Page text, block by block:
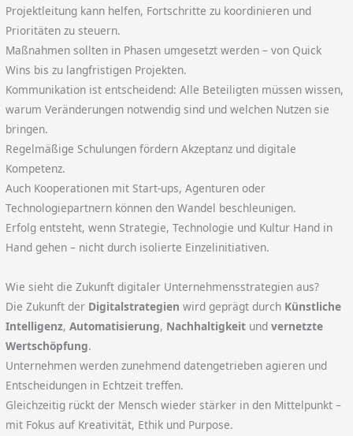
Projektleitung kann helfen, Fortschritte zu koordinieren und
Prioritäten zu steuern.
Maßnahmen sollten in Phasen umgesetzt werden – von Quick
Wins bis zu langfristigen Projekten.
Kommunikation ist entscheidend: Alle Beteiligten müssen wissen,
warum Veränderungen notwendig sind und welchen Nutzen sie
bringen.
Regelmäßige Schulungen fördern Akzeptanz und digitale
Kompetenz.
Auch Kooperationen mit Start-ups, Agenturen oder
Technologiepartnern können den Wandel beschleunigen.
Erfolg entsteht, wenn Strategie, Technologie und Kultur Hand in
Hand gehen – nicht durch isolierte Einzelinitiativen.
Wie sieht die Zukunft digitaler Unternehmensstrategien aus?
Die Zukunft der Digitalstrategien wird geprägt durch Künstliche
Intelligenz,Automatisierung, Nachhaltigkeit undvernetzte
Wertschöpfung.
Unternehmen werden zunehmend datengetrieben agieren und
Entscheidungen in Echtzeit treffen.
Gleichzeitig rückt der Mensch wieder stärker in den Mittelpunkt –
mit Fokus auf Kreativität, Ethik und Purpose.